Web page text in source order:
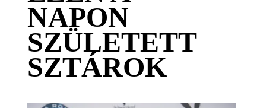
NAPON
SZÜLETETT
SZTÁROK